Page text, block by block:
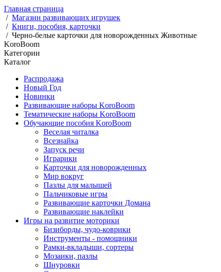
Главная страница
/ Магазин развивающих игрушек
/ Книги, пособия, карточки
/ Черно-белые карточки для новорожденных Животные
KoroBoom
Категории
Каталог
Распродажа
Новый Год
Новинки
Развивающие наборы KoroBoom
Тематические наборы KoroBoom
Обучающие пособия KoroBoom
Веселая читалка
Всезнайка
Запуск речи
Играрики
Карточки для новорожденных
Мир вокруг
Пазлы для малышей
Пальчиковые игры
Развивающие карточки Домана
Развивающие наклейки
Игры на развитие моторики
Бизиборды, чудо-коврики
Инструменты - помощники
Рамки-вкладыши, сортеры
Мозаики, пазлы
Шнуровки